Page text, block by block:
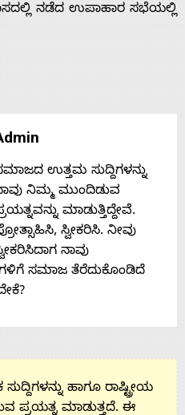
ನಡೆದ ಉಪಾಹಾರ ಸಭೆಯಲ್ಲಿ
ಉತ್ತಮ ಸುದ್ದಿಗಳನ್ನು
ನಿಮ್ಮ ಮುಂದಿಡುವ
ಮಾಡುತ್ತಿದ್ದೇವೆ.
ಸ್ವೀಕರಿಸಿ. ನೀವು
ನಾವು
ಸಮಾಜ ತೆರೆದುಕೊಂಡಿದೆ
ಹಾಗೂ ರಾಷ್ಟ್ರೀಯ
ಪ್ರಯತ್ನ ಮಾಡುತ್ತದೆ. ಈ